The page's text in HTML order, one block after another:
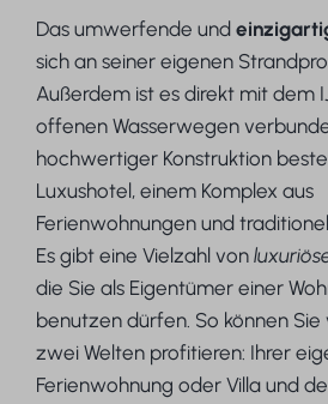
Das umwerfende und
sich an seiner eigenen
Außerdem ist es direkt mit dem
offenen Wasserwegen
hochwertiger Konstruktion
Luxushotel, einem Komplex aus
Ferienwohnungen und
Es gibt eine Vielzahl von
die Sie als Eigentümer einer
benutzen dürfen. So können Sie
zwei Welten profitieren: Ihrer
Ferienwohnung oder Villa und